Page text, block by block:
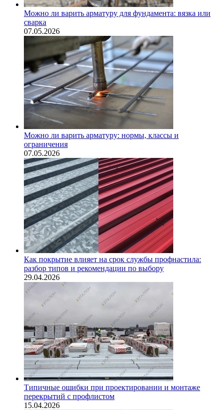
Можно ли варить арматуру для фундамента: вязка или
сварка
07.05.2026
Можно ли варить арматуру: нормы, классы и
ограничения
07.05.2026
Как покрытие влияет на срок службы профнастила:
разбор типов и рекомендации по выбору
29.04.2026
Типичные ошибки при проектировании и монтаже
перекрытий с профлистом
15.04.2026